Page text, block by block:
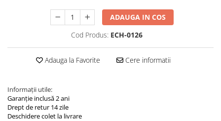
ADAUGA IN COS
Cod Produs: ECH-0126
Adauga la Favorite Cere informatii
Informații utile:
Garanție inclusă 2 ani
Drept de retur 14 zile
Deschidere colet la livrare